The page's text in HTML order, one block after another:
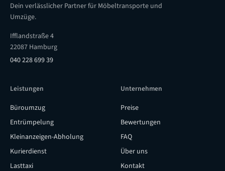
Dein verlässlicher Partner für Möbeltransporte und
Umzüge.
Ifflandstraße 4
22087 Hamburg
040 228 699 39
Leistungen
Büroumzug
Entrümpelung
Kleinanzeigen-Abholung
Kurierdienst
Lasttaxi
Unternehmen
Preise
Bewertungen
FAQ
Über uns
Kontakt